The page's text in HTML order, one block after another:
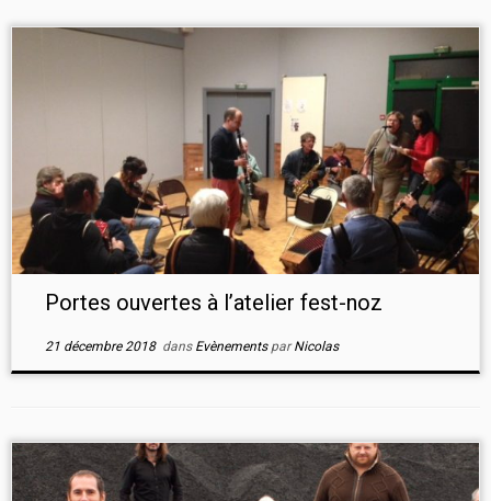
Portes ouvertes à l’atelier fest-noz
21 décembre 2018dans Evènements parNicolas